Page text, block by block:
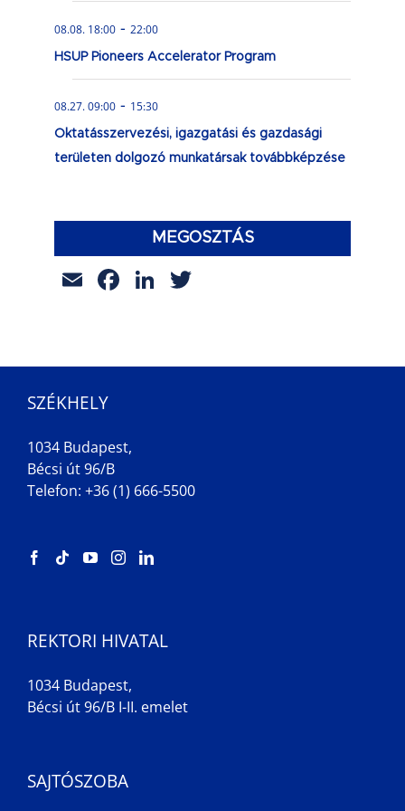
08.08. 18:00 - 22:00
HSUP Pioneers Accelerator Program
08.27. 09:00 - 15:30
Oktatásszervezési, igazgatási és gazdasági
területen dolgozó munkatársak továbbképzése
MEGOSZTÁS
EmailFacebook
LinkedIn
SZÉKHELY
1034 Budapest,
Bécsi út 96/B
Telefon: +36 (1) 666-5500
REKTORI HIVATAL
1034 Budapest,
Bécsi út 96/B I-II. emelet
SAJTÓSZOBA